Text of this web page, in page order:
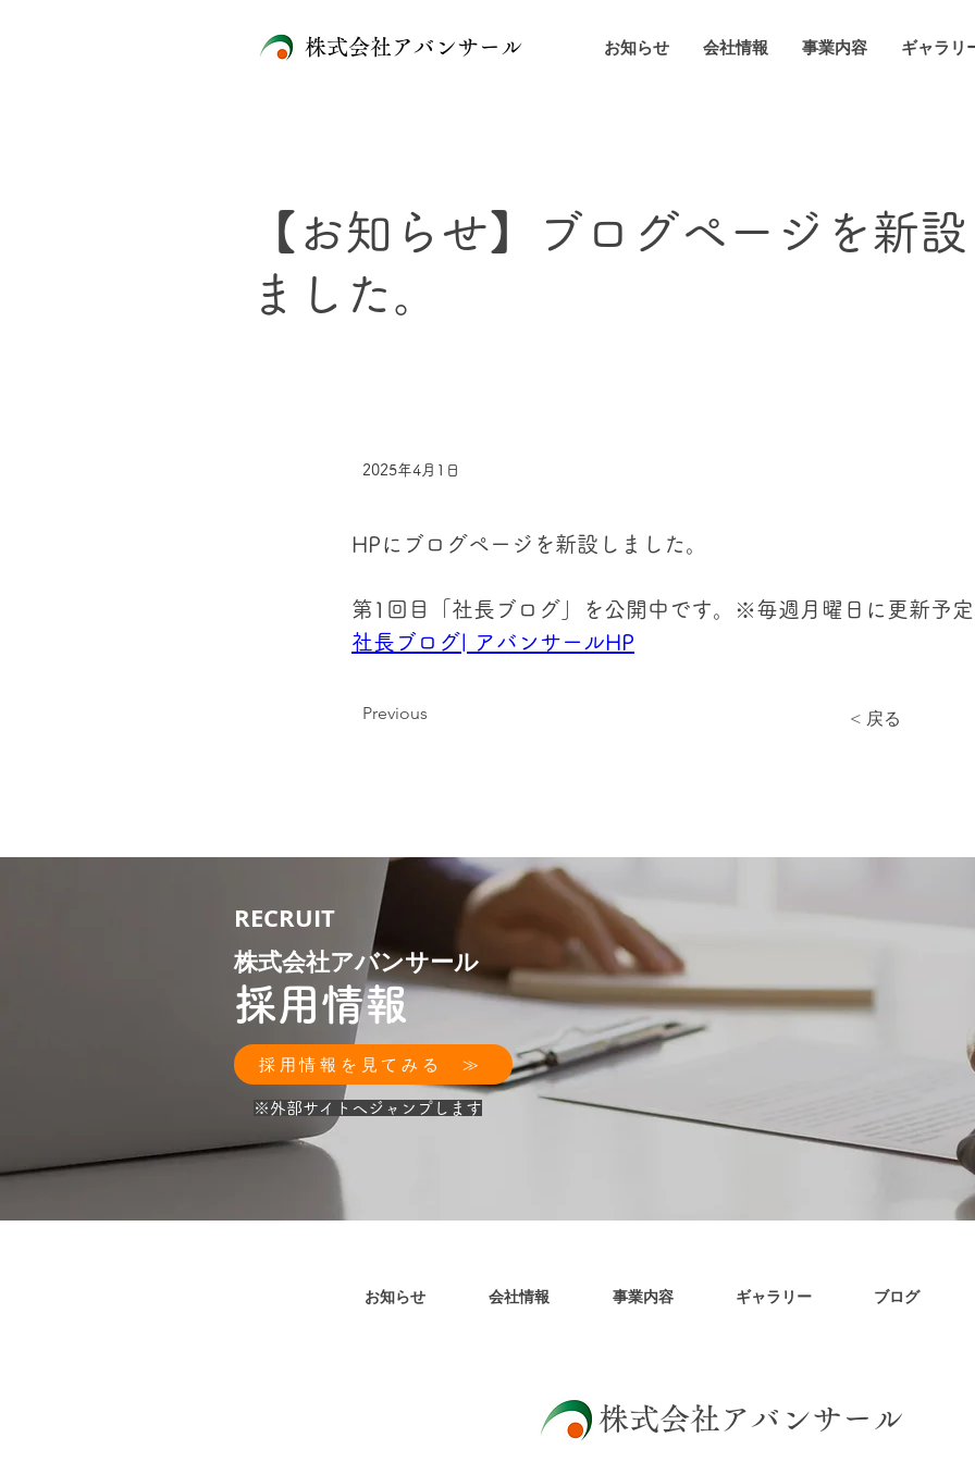
株式会社アバンサール お知らせ 会社情報 事業内容 ギャラリ
【お知らせ】ブログページを新
ました。
2025年4月1日
HPにブログページを新設しました。
第1回目「社長ブログ」を公開中です。※毎週月曜日に更新予定
社長ブログ| アバンサールHP
Previous < 戻る
RECRUIT
株式会社アバンサール
採用情報
採用情報を見てみる ≫
​※外部サイトへジャンプします
お知らせ 会社情報 事業内容 ギャラリー ブログ
​株式会社アバンサール